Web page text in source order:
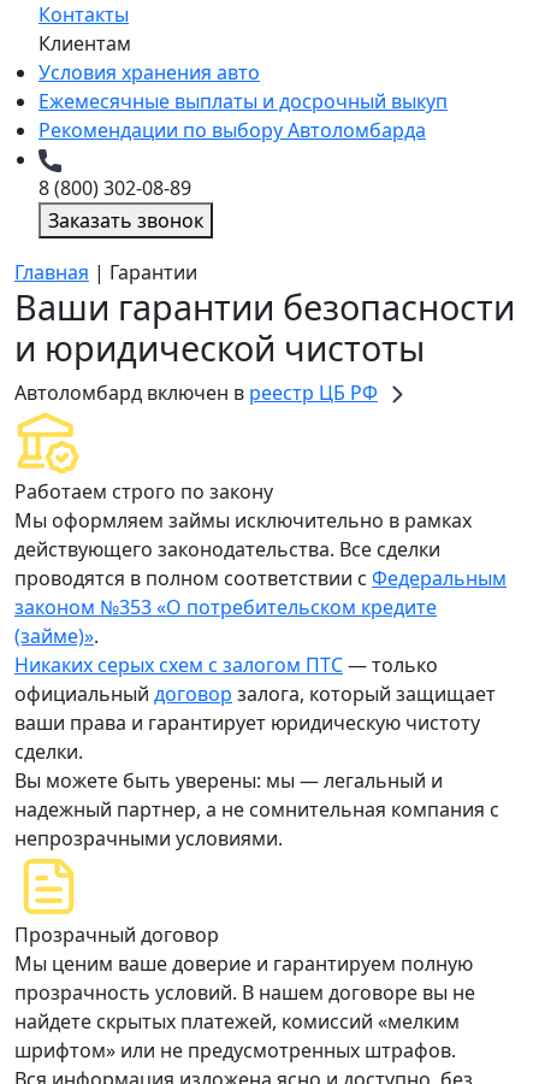
Контакты
Клиентам
Условия хранения авто
Ежемесячные выплаты и досрочный выкуп
Рекомендации по выбору Автоломбарда
8 (800) 302-08-89
Заказать звонок
Главная | Гарантии
Ваши гарантии безопасности
и юридической чистоты
Автоломбард включен в реестр ЦБ РФ
Работаем строго по закону
Мы оформляем займы исключительно в рамках
действующего законодательства. Все сделки
проводятся в полном соответствии с Федеральным
законом №353 «О потребительском кредите
(займе)».
Никаких серых схем с залогом ПТС— только
официальный договор залога, который защищает
ваши права и гарантирует юридическую чистоту
сделки.
Вы можете быть уверены: мы — легальный и
надежный партнер, а не сомнительная компания с
непрозрачными условиями.
Прозрачный договор
Мы ценим ваше доверие и гарантируем полную
прозрачность условий. В нашем договоре вы не
найдете скрытых платежей, комиссий «мелким
шрифтом» или не предусмотренных штрафов.